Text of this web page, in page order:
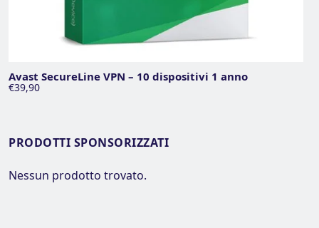
Avast SecureLine VPN – 10 dispositivi 1 anno
€39,90
PRODOTTI SPONSORIZZATI
Nessun prodotto trovato.